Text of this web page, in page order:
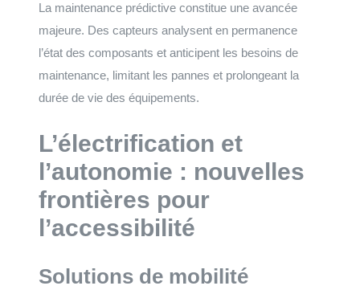
La maintenance prédictive constitue une avancée
majeure. Des capteurs analysent en permanence
l’état des composants et anticipent les besoins de
maintenance, limitant les pannes et prolongeant la
durée de vie des équipements.
L’électrification et
l’autonomie : nouvelles
frontières pour
l’accessibilité
Solutions de mobilité